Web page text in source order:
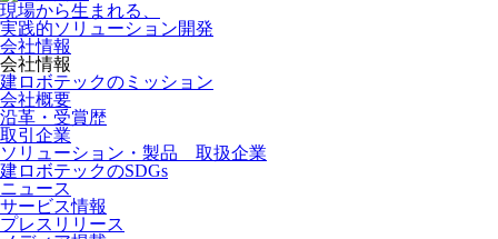
現場から生まれる、
実践的ソリューション開発
会社情報
会社情報
建ロボテックのミッション
会社概要
沿革・受賞歴
取引企業
ソリューション・製品 取扱企業
建ロボテックのSDGs
ニュース
サービス情報
プレスリリース